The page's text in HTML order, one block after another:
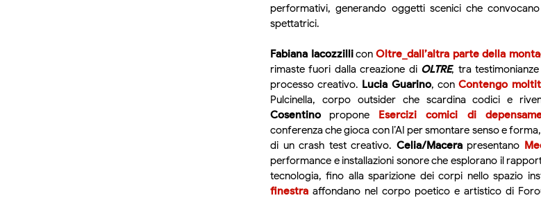
performativi, generando oggetti scenici che
spettatrici.
Fabiana Iacozzillicon Oltre_dall’altra parte della
rimaste fuori dalla creazione di OLTRE, tra
processo creativo. Lucia Guarino, con Contengo
Pulcinella, corpo outsider che scardina codici e
Cosentinopropone Esercizi comici di
conferenza che gioca con l’AI per smontare senso e
di un crash test creativo. Celia/Macerapresentano
performance e installazioni sonore che esplorano il
tecnologia, fino alla sparizione dei corpi nello spazio
finestra affondano nel corpo poetico e artistico di